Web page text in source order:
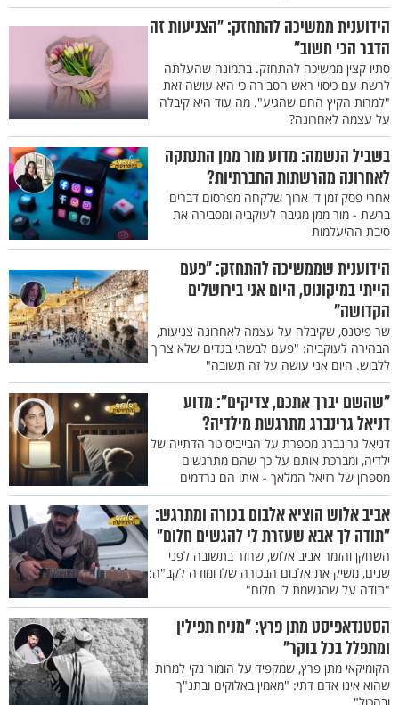
הידוענית ממשיכה להתחזק: "הצניעות זה
הדבר הכי חשוב"
סתיו קצין ממשיכה להתחזק. בתמונה שהעלתה
לרשת עם כיסוי ראש הסבירה כי היא עושה זאת
"למרות הקיץ החם שהגיע". מה עוד היא קיבלה
על עצמה לאחרונה?
בשביל הנשמה: מדוע מור ממן התנתקה
לאחרונה מהרשתות החברתיות?
אחרי פסק זמן די ארוך שלקחה מפרסום דברים
ברשת - מור ממן מגיבה לעוקביה ומסבירה את
סיבת ההיעלמות
הידוענית שממשיכה להתחזק: "פעם
הייתי במיקונוס, היום אני בירושלים
הקדושה"
שר פיטנס, שקיבלה על עצמה לאחרונה צניעות,
הבהירה לעוקביה: "פעם לבשתי בגדים שלא צריך
ללבוש. היום אני עושה על זה תשובה"
"שהשם יברך אתכם, צדיקים": מדוע
דניאל גרינברג מתרגשת מילדיה?
דניאל גרינברג מספרת על הבייביסיטר הדתייה של
ילדיה, ומברכת אותם על כך שהם מתרגשים
מספרון של רזיאל המלאך - איתו הם נרדמים
אביב אלוש הוציא אלבום בכורה ומתרגש:
"תודה לך אבא שעזרת לי להגשים חלום"
השחקן והזמר אביב אלוש, שחזר בתשובה לפני
שנים, משיק את אלבום הבכורה שלו ומודה לקב"ה:
"תודה על שהגשמת לי חלום"
הסטנדאפיסט מתן פרץ: "מניח תפילין
ומתפלל בכל בוקר"
הקומיקאי מתן פרץ, שמקפיד על הומור נקי למרות
שהוא אינו אדם דתי: "מאמין באלוקים ובתנ"ך